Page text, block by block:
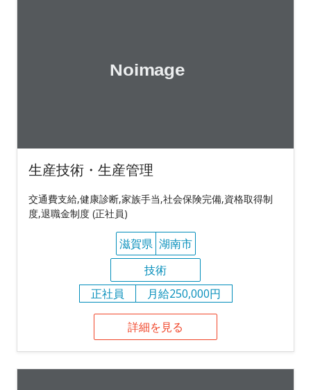
生産技術・生産管理
交通費支給,健康診断,家族手当,社会保険完備,資格取得制
度,退職金制度 (正社員)
滋賀県 湖南市
技術
正社員
月給250,000円
詳細を見る